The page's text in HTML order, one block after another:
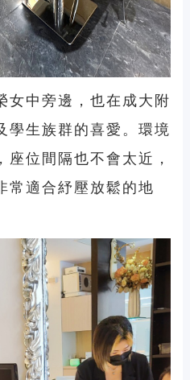
女中旁邊，也在成大附
學生族群的喜愛。環境
位間隔也不會太近，
常適合紓壓放鬆的地